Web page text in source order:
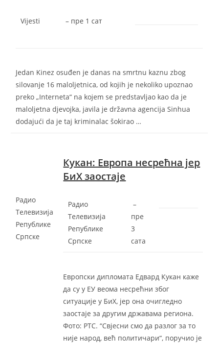
Vijesti – ‎пре 1 сат‎
Jedan Kinez osuđen je danas na smrtnu kaznu zbog
silovanje 16 maloljetnica, od kojih je nekoliko upoznao
preko „Interneta“ na kojem se predstavljao kao da je
maloljetna djevojka, javila je državna agencija Sinhua
dodajući da je taj kriminalac šokirao …
Радио
Телевизија
Републике
Српске
Кукан: Европа несрећна јер
БиХ заостаје
Радио
Телевизија
Републике
Српске
–
‎пре
3
сата‎
Европски дипломата Едвард Кукан каже
да су у ЕУ веома несрећни због
ситуације у БиХ, јер она очигледно
заостаје за другим државама региона.
Фото: РТС. “Свјесни смо да разлог за то
није народ, већ политичари“, поручио је